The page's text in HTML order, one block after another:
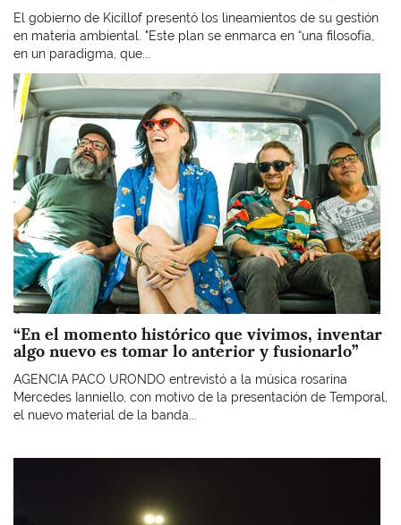
El gobierno de Kicillof presentó los lineamientos de su gestión
en materia ambiental. "Este plan se enmarca en “una filosofía,
en un paradigma, que...
Imagen
“En el momento histórico que vivimos, inventar
algo nuevo es tomar lo anterior y fusionarlo”
AGENCIA PACO URONDO entrevistó a la música rosarina
Mercedes Ianniello, con motivo de la presentación de Temporal,
el nuevo material de la banda...